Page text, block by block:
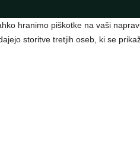
hranimo piškotke na vaši
storitve tretjih oseb, ki se